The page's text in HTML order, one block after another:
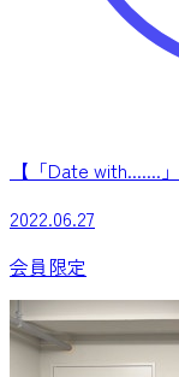
【「Date with.......
2022.06.27
会員限定